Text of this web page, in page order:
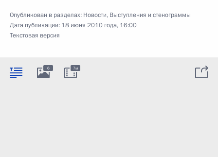
Опубликован в разделах: Новости, Выступления и стенограммы
Дата публикации: 18 июня 2010 года, 16:00
Текстовая версия
6 7м